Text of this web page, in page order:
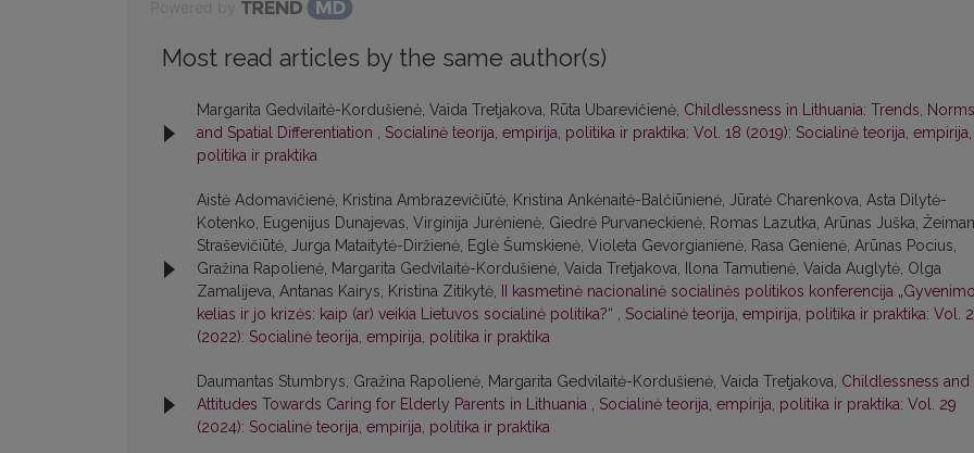
Most read articles by the same author(s)
Margarita Gedvilaitė-Kordušienė, Vaida Tretjakova, Rūta Ubarevičienė, Childlessness in Lithuania: Trends, Norms
and Spatial Differentiation , Socialinė teorija, empirija, politika ir praktika: Vol. 18 (2019): Socialinė teorija, empirija,
politika ir praktika
Aistė Adomavičienė, Kristina Ambrazevičiūtė, Kristina Ankėnaitė-Balčiūnienė, Jūratė Charenkova, Asta Dilytė-
Kotenko, Eugenijus Dunajevas, Virginija Jurėnienė, Giedrė Purvaneckienė, Romas Lazutka, Arūnas Juška,
Straševičiūtė, Jurga Mataitytė-Diržienė, Eglė Šumskienė, Violeta Gevorgianienė, Rasa Genienė, Arūnas Pocius,
Gražina Rapolienė, Margarita Gedvilaitė-Kordušienė, Vaida Tretjakova, Ilona Tamutienė, Vaida Auglytė, Olga
Zamalijeva, Antanas Kairys, Kristina Zitikytė,
II kasmetinė nacionalinė socialinės politikos konferencija „Gyvenimo
kelias ir jo krizės: kaip (ar) veikia Lietuvos socialinė politika?“ , Socialinė teorija, empirija, politika ir praktika: Vol.
(2022): Socialinė teorija, empirija, politika ir praktika
Daumantas Stumbrys, Gražina Rapolienė, Margarita Gedvilaitė-Kordušienė, Vaida Tretjakova, Childlessness and
Attitudes Towards Caring for Elderly Parents in Lithuania , Socialinė teorija, empirija, politika ir praktika: Vol. 29
(2024): Socialinė teorija, empirija, politika ir praktika